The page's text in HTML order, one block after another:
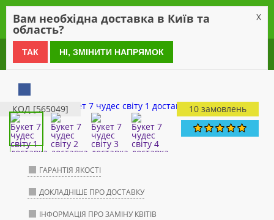
0 800 21 54 55
КОД [565049] 10 замовлень
ГАРАНТІЯ ЯКОСТІ
ДОКЛАДНІШЕ ПРО ДОСТАВКУ
ІНФОРМАЦІЯ ПРО ЗАМІНУ КВІТІВ
Вам необхідна доставка в Київ та
область?
X
ТАК НІ, ЗМІНИТИ НАПРЯМОК